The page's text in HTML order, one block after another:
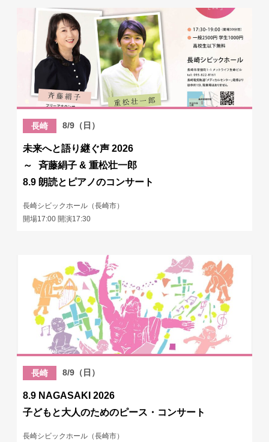
長崎 8/9（日）
未来へと語り継ぐ声 2026
～ 斉藤絹子 & 重松壮一郎
8.9 朗読とピアノのコンサート
長崎シビックホール（長崎市）
開場17:00 開演17:30
長崎 8/9（日）
8.9 NAGASAKI 2026
子どもと大人のためのピース・コンサート
長崎シビックホール（長崎市）